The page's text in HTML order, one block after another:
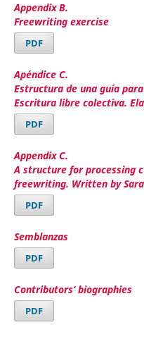
Appendix B.
Freewriting exercise
PDF
Apéndice C.
Estructura de una guía
Escritura libre colectiva.
PDF
Appendix C.
A structure for processing
freewriting. Written by
PDF
Semblanzas
PDF
Contributors’ biographies
PDF